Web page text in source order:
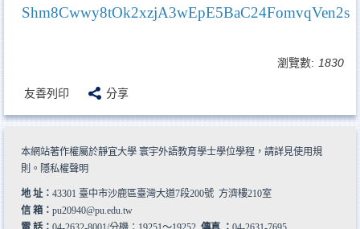
Shm8Cwwy8tOk2xzjA3wEpE5BaC24FomvqVen2s
瀏覽數: 1830
友善列印 分享
本網站著作權屬於靜宜大學 寰宇外語教育學士學位學程，請詳見使用規
則 。 隱私權聲明
地 址： 43301 臺中市沙鹿區臺灣大道7段200號 方濟樓210室
信 箱： pu20940@pu.edu.tw